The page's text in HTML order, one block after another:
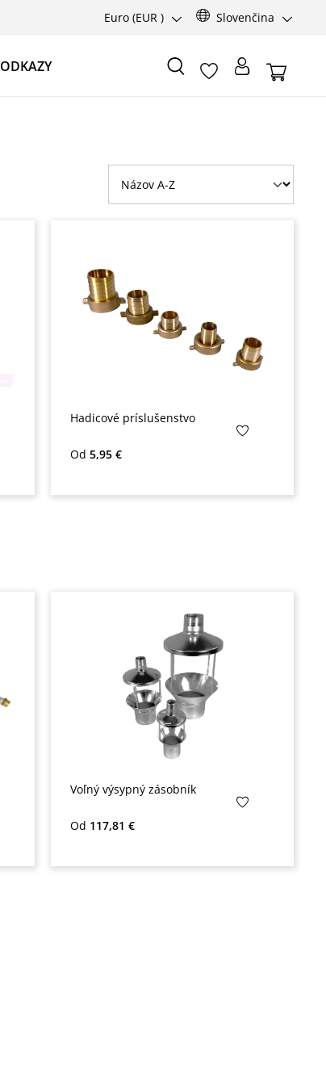
Euro (EUR ) Slovenčina
ODKAZY
Hadicové príslušenstvo
Bežná cena:
Od 5,95 €
Voľný výsypný zásobník
Bežná cena:
Od 117,81 €